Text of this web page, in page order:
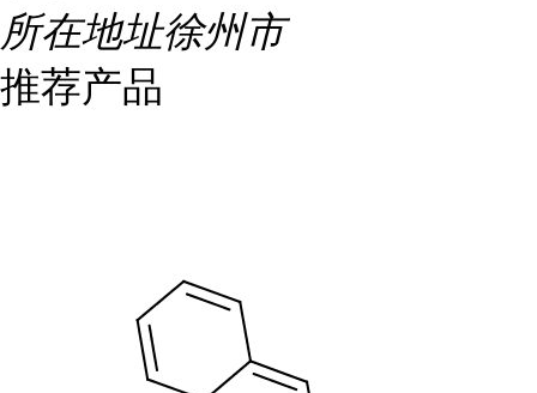
所在地址徐州市
推荐产品